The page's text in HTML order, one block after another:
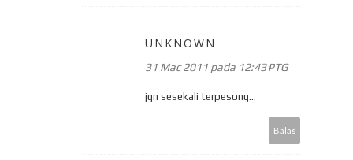
UNKNOWN
31 Mac 2011 pada 12:43 PTG
jgn sesekali terpesong...
Balas